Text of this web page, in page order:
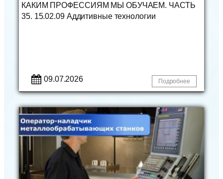
КАКИМ ПРОФЕССИЯМ МЫ ОБУЧАЕМ. ЧАСТЬ
35. 15.02.09 Аддитивные технологии
09.07.2026 Подробнее